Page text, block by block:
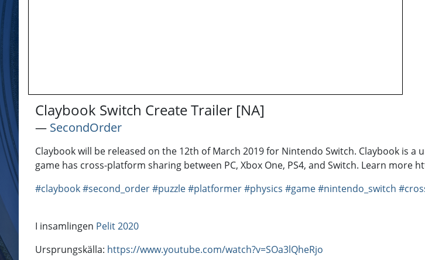
Claybook Switch Create Trailer [NA]
― SecondOrder
Claybook will be released on the 12th of March 2019 for Nintendo Switch. Claybook is
game has cross-platform sharing between PC, Xbox One, PS4, and Switch. Learn
#claybook#second_order#puzzle#platformer#physics #game#nintendo_switch
I insamlingen Pelit 2020
Ursprungskälla: https://www.youtube.com/watch?v=SOa3lQheRjo